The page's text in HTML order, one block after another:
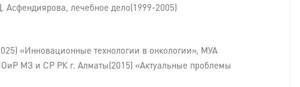
лечебное дело(1999-2005)
«Инновационные технологии в онкологии», МУА
МЗ и СР РК г. Алматы(2015) «Актуальные проблемы